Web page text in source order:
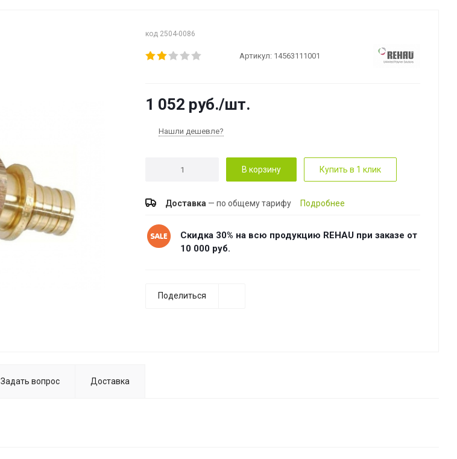
код 2504-0086
Артикул: 14563111001
1 052 руб./шт.
Нашли дешевле?
В корзину Купить в 1 клик
Доставка — по общему тарифу Подробнее
Скидка 30% на всю продукцию REHAU при заказе от
10 000 руб.
Поделиться
Задать вопрос Доставка